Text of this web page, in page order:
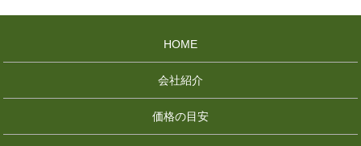
HOME
会社紹介
価格の目安